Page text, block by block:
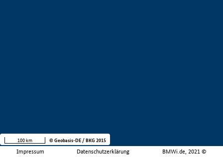
Impressum Datenschutzerklärung BMWi.de, 2021 ©
100 km © Geobasis-DE / BKG 2015